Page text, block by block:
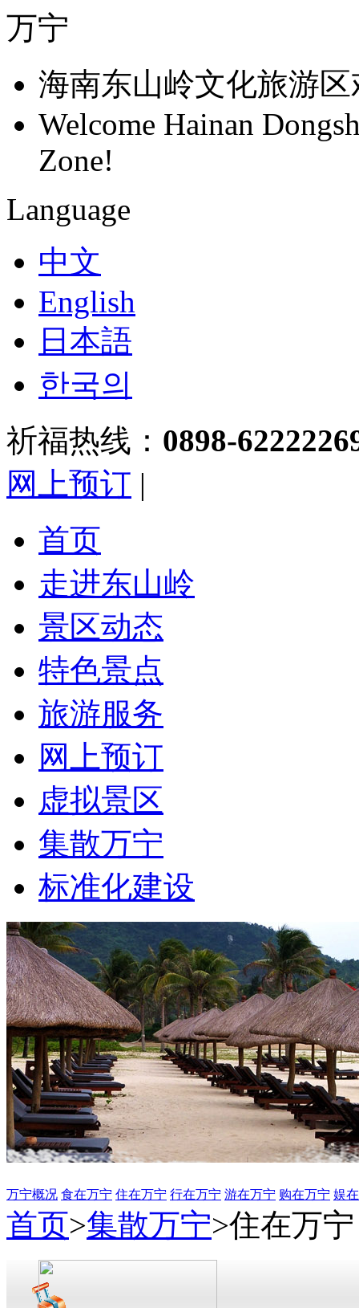
万宁
海南东山岭文化旅游
Welcome Hainan
Zone!
Language
中文
English
日本語
한국의
祈福热线： 0898-
网上预订 |
首页
走进东山岭
景区动态
特色景点
旅游服务
网上预订
虚拟景区
集散万宁
标准化建设
万宁概况 食在万宁 住在万宁 行在万宁 游在万宁 购在万宁 娱
首页>集散万宁>住在万宁